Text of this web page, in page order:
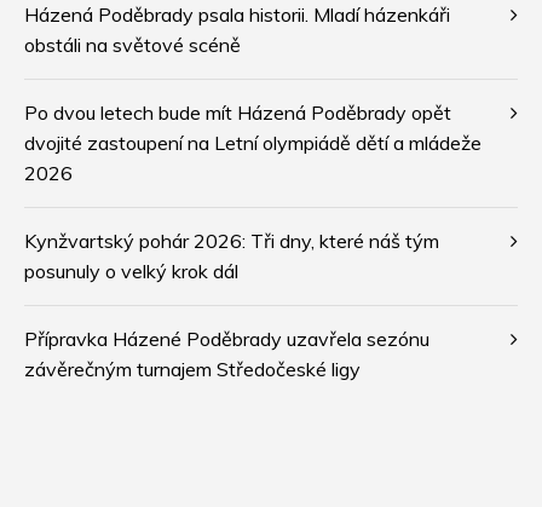
Házená Poděbrady psala historii. Mladí házenkáři
obstáli na světové scéně
Po dvou letech bude mít Házená Poděbrady opět
dvojité zastoupení na Letní olympiádě dětí a mládeže
2026
Kynžvartský pohár 2026: Tři dny, které náš tým
posunuly o velký krok dál
Přípravka Házené Poděbrady uzavřela sezónu
závěrečným turnajem Středočeské ligy